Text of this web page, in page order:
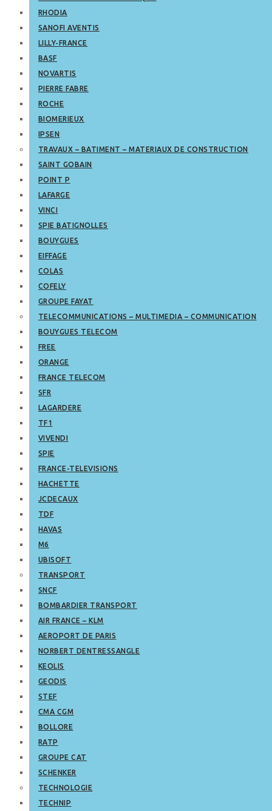
RHODIA
SANOFI AVENTIS
LILLY-FRANCE
BASF
NOVARTIS
PIERRE FABRE
ROCHE
BIOMERIEUX
IPSEN
TRAVAUX – BATIMENT – MATERIAUX DE CONSTRUCTION
SAINT GOBAIN
POINT P
LAFARGE
VINCI
SPIE BATIGNOLLES
BOUYGUES
EIFFAGE
COLAS
COFELY
GROUPE FAYAT
TELECOMMUNICATIONS – MULTIMEDIA – COMMUNICATION
BOUYGUES TELECOM
FREE
ORANGE
FRANCE TELECOM
SFR
LAGARDERE
TF1
VIVENDI
SPIE
FRANCE-TELEVISIONS
HACHETTE
JCDECAUX
TDF
HAVAS
M6
UBISOFT
TRANSPORT
SNCF
BOMBARDIER TRANSPORT
AIR FRANCE – KLM
AEROPORT DE PARIS
NORBERT DENTRESSANGLE
KEOLIS
GEODIS
STEF
CMA CGM
BOLLORE
RATP
GROUPE CAT
SCHENKER
TECHNOLOGIE
TECHNIP